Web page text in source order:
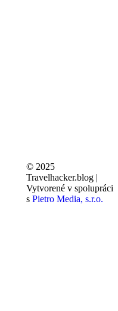
© 2025
Travelhacker.blog |
Vytvorené v spolupráci
s Pietro Media, s.r.o.